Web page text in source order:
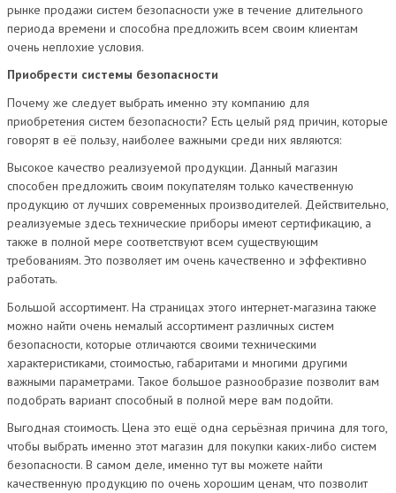
рынке продажи систем безопасности уже в течение длительного
периода времени и способна предложить всем своим клиентам
очень неплохие условия.
Приобрести системы безопасности
Почему же следует выбрать именно эту компанию для
приобретения систем безопасности? Есть целый ряд причин, которые
говорят в её пользу, наиболее важными среди них являются:
Высокое качество реализуемой продукции. Данный магазин
способен предложить своим покупателям только качественную
продукцию от лучших современных производителей. Действительно,
реализуемые здесь технические приборы имеют сертификацию, а
также в полной мере соответствуют всем существующим
требованиям. Это позволяет им очень качественно и эффективно
работать.
Большой ассортимент. На страницах этого интернет-магазина также
можно найти очень немалый ассортимент различных систем
безопасности, которые отличаются своими техническими
характеристиками, стоимостью, габаритами и многими другими
важными параметрами. Такое большое разнообразие позволит вам
подобрать вариант способный в полной мере вам подойти.
Выгодная стоимость. Цена это ещё одна серьёзная причина для того,
чтобы выбрать именно этот магазин для покупки каких-либо систем
безопасности. В самом деле, именно тут вы можете найти
качественную продукцию по очень хорошим ценам, что позволит